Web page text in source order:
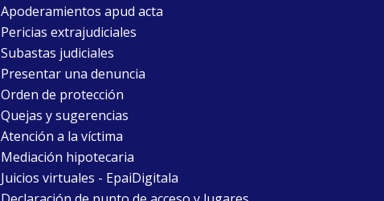
Apoderamientos apud acta
Pericias extrajudiciales
Subastas judiciales
Presentar una denuncia
Orden de protección
Quejas y sugerencias
Atención a la víctima
Mediación hipotecaria
Juicios virtuales - EpaiDigitala